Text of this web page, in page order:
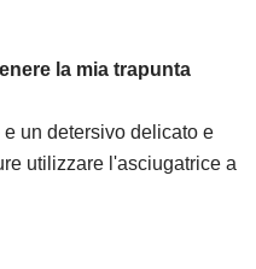
la mia trapunta
un detersivo delicato e
utilizzare l'asciugatrice a